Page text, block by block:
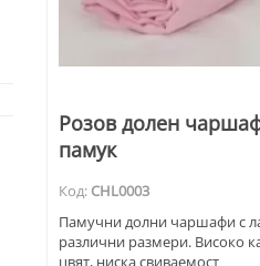
Розов долен
памук
Код: CHL0003
Памучни долни чаршафи с
различни размери. Високо